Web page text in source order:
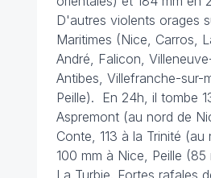
D'autres violents orages
Maritimes (Nice, Carros,
André, Falicon,
Antibes, Villefranche-sur-
Peille). En 24h, il tombe
Aspremont (au nord de
Conte, 113 à la Trinité (au
100 mm à Nice, Peille
La Turbie. Fortes rafales